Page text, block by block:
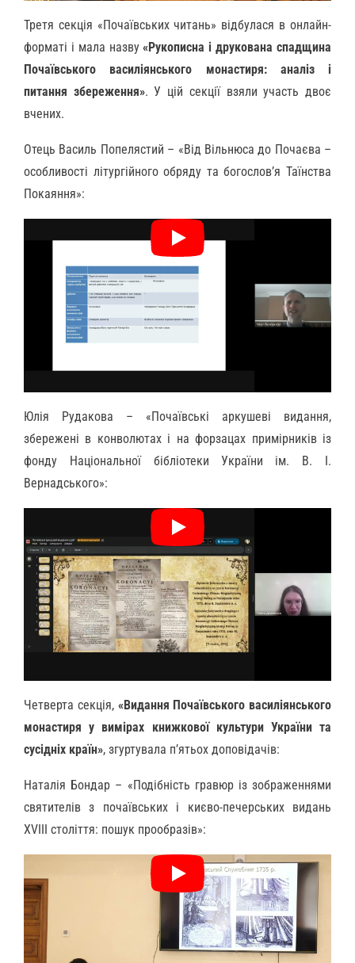
Третя секція «Почаївських читань» відбулася в онлайн-
форматі і мала назву«Рукописна і друкована спадщина
Почаївського василіянського монастиря: аналіз і
питання збереження». У цій секції взяли участь двоє
вчених.
Отець Василь Попелястий – «Від Вільнюса до Почаєва –
особливості літургійного обряду та богослов’я Таїнства
Покаяння»:
Юлія Рудакова – «Почаївські аркушеві видання,
збережені в конволютах і на форзацах примірників із
фонду Національної бібліотеки України ім. В. І.
Вернадського»:
Четверта секція, «Видання Почаївського василіянського
монастиря у вимірах книжкової культури України та
сусідніх країн», згуртувала п’ятьох доповідачів:
Наталія Бондар – «Подібність гравюр із зображеннями
святителів з почаївських і києво-печерських видань
ХVІІІ століття: пошук прообразів»: